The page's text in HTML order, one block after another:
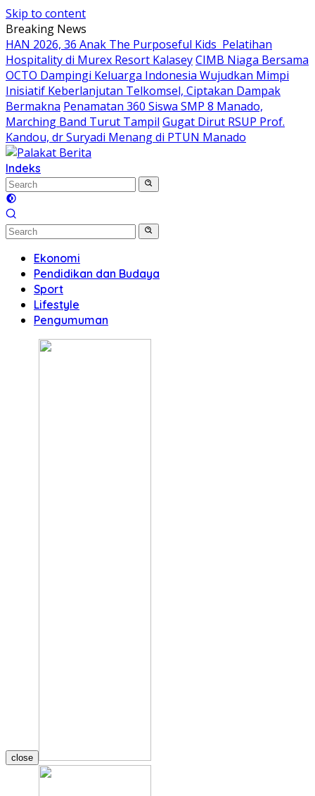
Skip to content
Breaking News
HAN 2026, 36 Anak The Purposeful Kids Pelatihan
Hospitality di Murex Resort KalaseyCIMB Niaga Bersama
OCTO Dampingi Keluarga Indonesia Wujudkan Mimpi
Inisiatif Keberlanjutan Telkomsel, Ciptakan Dampak
Bermakna Penamatan 360 Siswa SMP 8 Manado,
Marching Band Turut Tampil Gugat Dirut RSUP Prof.
Kandou, dr Suryadi Menang di PTUN Manado
Indeks
Ekonomi
Pendidikan dan Budaya
Sport
Lifestyle
Pengumuman
close